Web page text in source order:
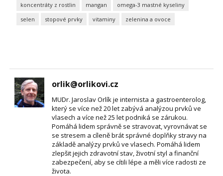
koncentráty z rostlin
mangan
omega-3 mastné kyseliny
selen
stopové prvky vitaminy zelenina a ovoce
orlik@orlikovi.cz
MUDr. Jaroslav Orlík je internista a gastroenterolog,
který se více než 20 let zabývá analýzou prvků ve
vlasech a více než 25 let podniká se zárukou.
Pomáhá lidem správně se stravovat, vyrovnávat se
se stresem a cíleně brát správné doplňky stravy na
základě analýzy prvků ve vlasech. Pomáhá lidem
zlepšit jejich zdravotní stav, životní styl a finanční
zabezpečení, aby se cítili lépe a měli více radosti ze
života.